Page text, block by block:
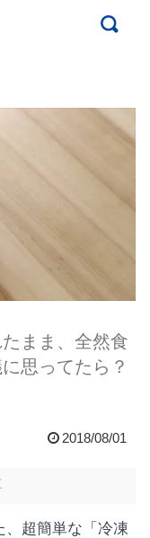
まま、全然食
思ってたら？
2018/08/01
、超簡単な「冷凍